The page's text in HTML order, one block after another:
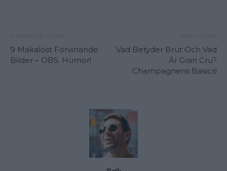
9 Makalöst Förvirrande
Bilder – OBS. Humor!
Vad Betyder Brut Och Vad
Är Gran Cru?
Champagnens Basics!